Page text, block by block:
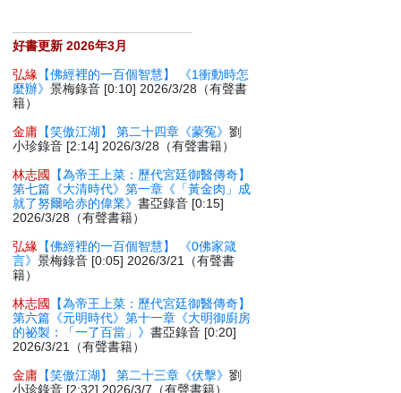
好書更新 2026年3月
弘緣 【佛經裡的一百個智慧】 《1衝動時怎
麼辦》景梅錄音 [0:10] 2026/3/28（有聲書
籍）
金庸 【笑傲江湖】 第二十四章《蒙冤》劉
小珍錄音 [2:14] 2026/3/28（有聲書籍）
林志國
【為帝王上菜：歷代宮廷御醫傳奇】
第七篇《大清時代》第一章《「黃金肉」成
就了努爾哈赤的偉業》書亞錄音 [0:15]
2026/3/28（有聲書籍）
弘緣 【佛經裡的一百個智慧】 《0佛家箴
言》景梅錄音 [0:05] 2026/3/21（有聲書
籍）
林志國
【為帝王上菜：歷代宮廷御醫傳奇】
第六篇《元明時代》第十一章《大明御廚房
的祕製：「一了百當」》書亞錄音 [0:20]
2026/3/21（有聲書籍）
金庸 【笑傲江湖】 第二十三章《伏擊》劉
小珍錄音 [2:32] 2026/3/7（有聲書籍）